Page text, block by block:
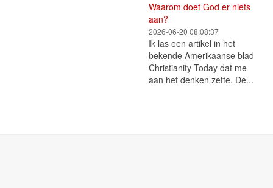
Waarom doet God er niets
aan?
2026-06-20 08:08:37
Ik las een artikel in het
bekende Amerikaanse blad
Christianity Today dat me
aan het denken zette. De...